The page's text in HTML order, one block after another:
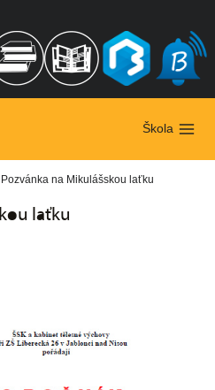
Škola
Pozvánka na Mikulášskou laťku
laťku